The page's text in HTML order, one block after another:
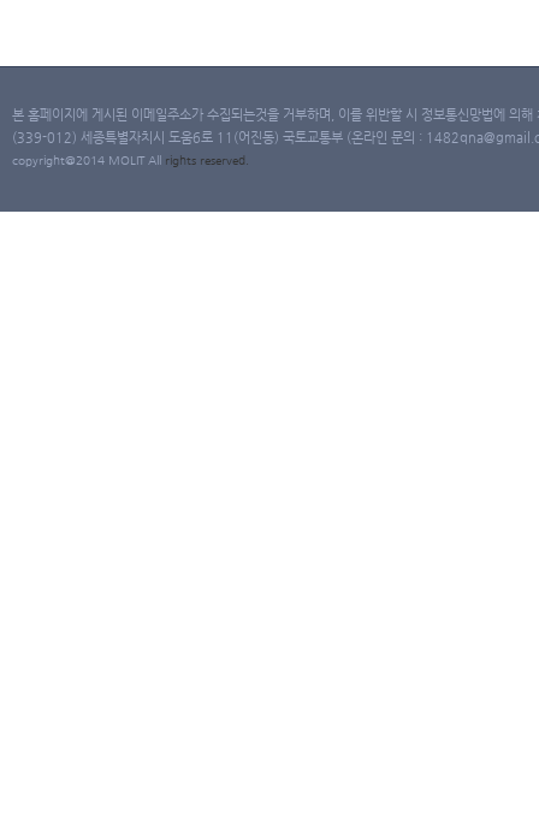
본 홈페이지에 게시된 이메일주소가 수집되는것을 거부하며, 이를 위반할 시 정보통신망법에 의
(339-012) 세종특별자치시 도움6로 11(어진동) 국토교통부 (온라인 문의 :
copyright@2014 MOLIT All rights reserved.